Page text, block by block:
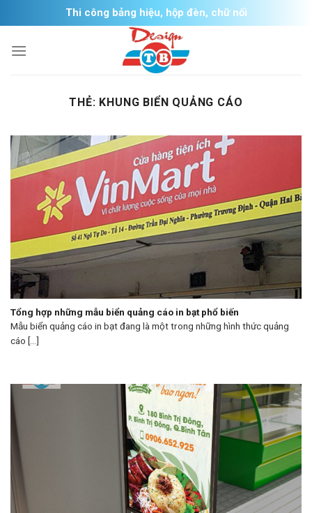
to
content
Thi công bảng hiệu, hộp đèn, chữ nổi
THẺ: KHUNG BIỂN QUẢNG CÁO
Tổng hợp những mẫu biển quảng cáo in bạt phổ biến
Mẫu biển quảng cáo in bạt đang là một trong những hình thức quảng
cáo [...]